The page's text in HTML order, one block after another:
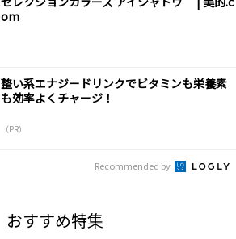
om
整い系エナジードリンクでビタミンも栄養素
も効率よくチャージ！
（PR）
Recommended by
おすすめ特集